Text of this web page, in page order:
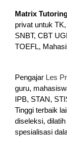
Matrix
privat untuk
SNBT, CBT
TOEFL,
Pengajar Les
guru,
IPB, STAN,
Tinggi terbaik
diseleksi,
spesialisasi